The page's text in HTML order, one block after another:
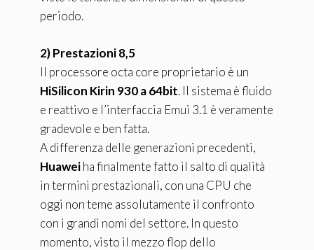
periodo.
2) Prestazioni 8,5
Il processore octa core proprietario è un
HiSilicon Kirin 930 a 64bit. Il sistema è fluido
e reattivo e l’interfaccia Emui 3.1 è veramente
gradevole e ben fatta.
A differenza delle generazioni precedenti,
Huaweiha finalmente fatto il salto di qualità
in termini prestazionali, con una CPU che
oggi non teme assolutamente il confronto
con i grandi nomi del settore. In questo
momento, visto il mezzo flop dello